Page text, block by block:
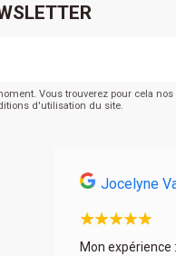
Vous trouverez pour cela nos
d'utilisation du site.
La déco est
Jocelyne
Mon